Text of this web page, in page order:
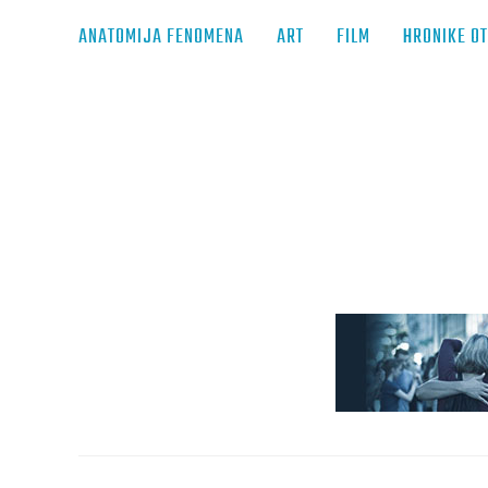
ANATOMIJA FENOMENA ART FILM HRONIKE